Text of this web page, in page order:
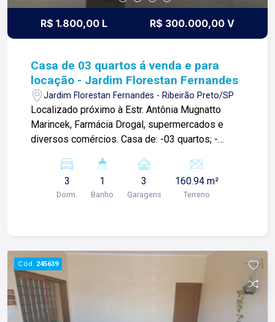
R$ 1.800,00 L R$ 300.000,00 V
Casa de 03 quartos á venda e para
locação - Jardim Florestan Fernandes
Jardim Florestan Fernandes - Ribeirão Preto/SP
Localizado próximo à Estr. Antônia Mugnatto
Marincek, Farmácia Drogal, supermercados e
diversos comércios. Casa de: -03 quartos; -
serviços; -03 vagas de garagem. Para mais
informações e agendar visita, entre em contato.
Lago é Relacionamento! Esta é a nossa missão,
clientes. Somos uma imobiliária que, desde a
nossa fundação em 1987, equilibra a
tradicionalidade com o arrojo e a força comercial
da atualidade. Temos mais de 140 funcionários e
parceiros de negócios e ao longo da nossa
3
Dorm.
1
Banho
3
Garagens
160.94 m²
Terreno
Cód. 245639